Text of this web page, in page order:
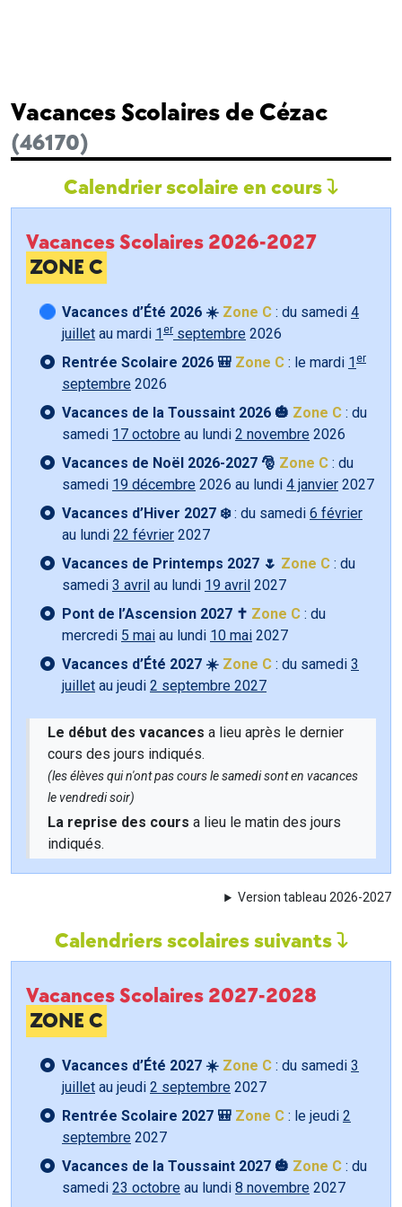
Vacances Scolaires de Cézac
(46170)
Calendrier scolaire en cours
Vacances Scolaires 2026-2027
ZONE C
Vacances d’Été 2026 ☀️ Zone C : du samedi 4
juillet au mardi 1 er septembre 2026
Rentrée Scolaire 2026 🎒 Zone C : le mardi 1 er
septembre 2026
Vacances de la Toussaint 2026 🎃 Zone C : du
samedi 17 octobre au lundi 2 novembre 2026
Vacances de Noël 2026-2027 🎅 Zone C : du
samedi 19 décembre 2026 au lundi 4 janvier 2027
Vacances d’Hiver 2027 ❄️: du samedi 6 février
au lundi 22 février 2027
Vacances de Printemps 2027 🌷 Zone C : du
samedi 3 avril au lundi 19 avril 2027
Pont de l’Ascension 2027 ✝️ Zone C : du
mercredi 5 mai au lundi 10 mai 2027
Vacances d’Été 2027 ☀️ Zone C : du samedi 3
juillet au jeudi 2 septembre 2027
Le début des vacances a lieu après le dernier
cours des jours indiqués.
(les élèves qui n'ont pas cours le samedi sont en vacances
le vendredi soir)
La reprise des cours a lieu le matin des jours
indiqués.
Version tableau 2026-2027
Calendriers scolaires suivants
Vacances Scolaires 2027-2028
ZONE C
Vacances d’Été 2027 ☀️ Zone C : du samedi 3
juillet au jeudi 2 septembre 2027
Rentrée Scolaire 2027 🎒 Zone C : le jeudi 2
septembre 2027
Vacances de la Toussaint 2027 🎃 Zone C : du
samedi 23 octobre au lundi 8 novembre 2027